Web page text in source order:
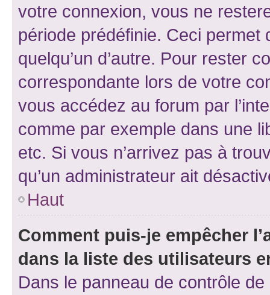
votre connexion, vous ne
période prédéfinie. Ceci permet
quelqu’un d’autre. Pour rester
correspondante lors de votre
vous accédez au forum par
comme par exemple dans une
etc. Si vous n’arrivez pas à
qu’un administrateur ait
Haut
Comment puis-je empêcher
dans la liste des utilisateurs
Dans le panneau de contrôle